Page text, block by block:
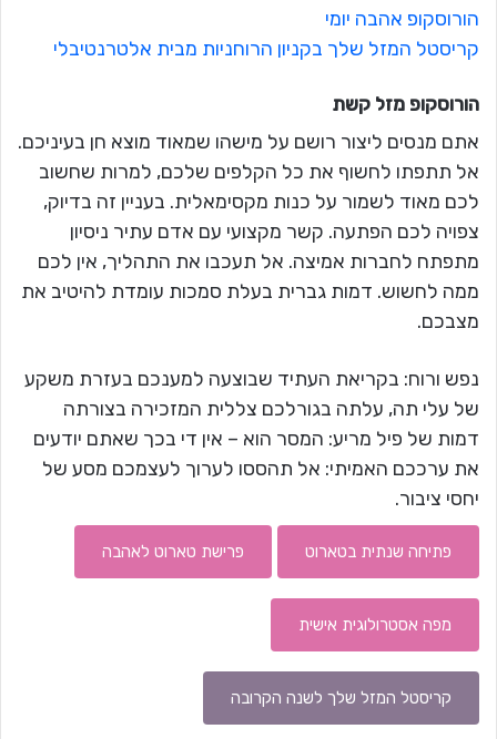
הורוסקופ אהבה יומי
קריסטל המזל שלך בקניון הרוחניות מבית אלטרנטיבלי
הורוסקופ מזל קשת
אתם מנסים ליצור רושם על מישהו שמאוד מוצא חן בעיניכם.
אל תתפתו לחשוף את כל הקלפים שלכם, למרות שחשוב
לכם מאוד לשמור על כנות מקסימאלית. בעניין זה בדיוק,
צפויה לכם הפתעה. קשר מקצועי עם אדם עתיר ניסיון
מתפתח לחברות אמיצה. אל תעכבו את התהליך, אין לכם
ממה לחשוש. דמות גברית בעלת סמכות עומדת להיטיב את
מצבכם.
נפש ורוח: בקריאת העתיד שבוצעה למענכם בעזרת משקע
של עלי תה, עלתה בגורלכם צללית המזכירה בצורתה
דמות של פיל מריע: המסר הוא – אין די בכך שאתם יודעים
את ערככם האמיתי: אל תהססו לערוך לעצמכם מסע של
יחסי ציבור.
פתיחה שנתית בטארוט פרישת טארוט לאהבה
מפה אסטרולוגית אישית
קריסטל המזל שלך לשנה הקרובה